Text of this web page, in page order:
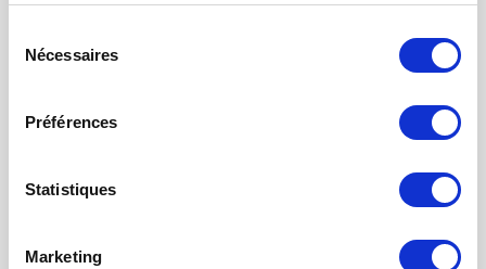
Nécessaires
Préférences
Statistiques
Marketing
NETTOYAGE PROBIOTIQUE
MONITEUR DE QUALITÉ DE L’AIR INTÉRIEUR - UHOO
Mon compte